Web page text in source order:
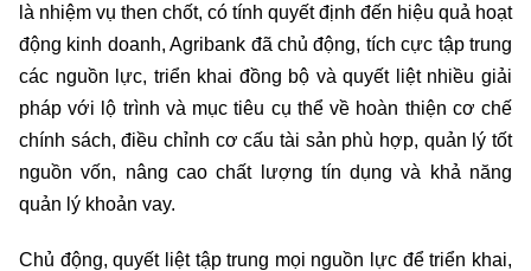
là nhiệm vụ then chốt, có tính quyết định đến hiệu quả hoạt
động kinh doanh, Agribank đã chủ động, tích cực tập trung
các nguồn lực, triển khai đồng bộ và quyết liệt nhiều giải
pháp với lộ trình và mục tiêu cụ thể về hoàn thiện cơ chế
chính sách, điều chỉnh cơ cấu tài sản phù hợp, quản lý tốt
nguồn vốn, nâng cao chất lượng tín dụng và khả năng
quản lý khoản vay.
Chủ động, quyết liệt tập trung mọi nguồn lực để triển khai,